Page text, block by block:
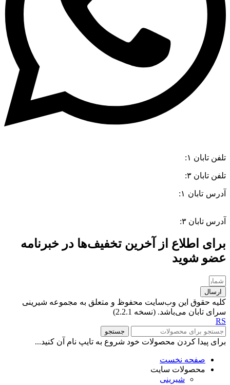
تلفن تابان ۱:
تلفن تابان ۳:
آدرس تابان ۱:
آدرس تابان ۳:
برای اطلاع از آخرین تخفیف‌ها در خبرنامه
عضو شوید
ارسال
کلیه حقوق این وب‌سایت محفوظ و متعلق به مجموعه شیرینی
سرای تابان می‌باشد. (نسخه 2.2.1)
RS
جستجو
برای پیدا کردن محصولات خود شروع به تایپ نام آن کنید...
صفحه نخست
محصولات سایت
شیرینی